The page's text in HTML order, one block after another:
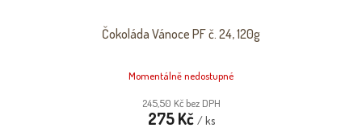
Čokoláda Vánoce PF č. 24, 120g
Momentálně nedostupné
245,50 Kč bez DPH
275 Kč / ks